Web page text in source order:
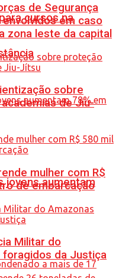
cursos na
jovens aumentam
de Segurança
em caso
zona leste da capital
sobre
de Jiu-
mulher com R$
de embarcação
Militar do
da Justiça